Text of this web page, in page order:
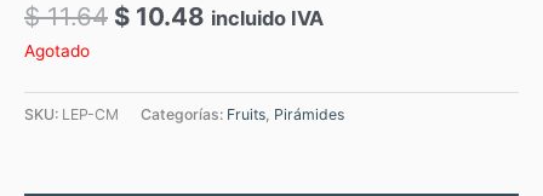
$11.64 $ 10.48 incluido IVA
Agotado
SKU: LEP-CM Categorías: Fruits Pirámides